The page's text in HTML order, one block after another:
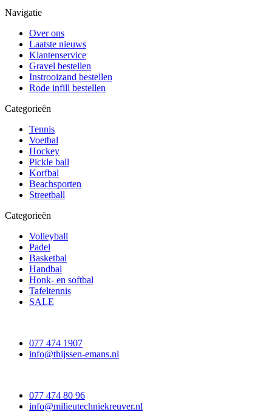
Navigatie
Over ons
Laatste nieuws
Klantenservice
Gravel bestellen
Instrooizand bestellen
Rode infill bestellen
Categorieën
Tennis
Voetbal
Hockey
Pickle ball
Korfbal
Beachsporten
Streetball
Categorieën
Volleyball
Padel
Basketbal
Handbal
Honk- en softbal
Tafeltennis
SALE
077 474 1907
info@thijssen-emans.nl
077 474 80 96
info@milieutechniekreuver.nl